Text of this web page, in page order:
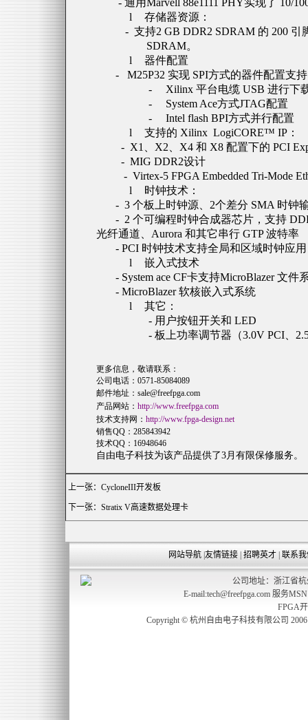
- 通用Marvell 88e1111 PHY实现了 10/
l
存储器资源：
- 支持2 GB DDR2 SDRAM 的 200 引
SDRAM。
l
器件配置
-
M25P32 实现 SPI方式的器件配置支持
-
Xilinx 平台电缆 USB 进行下
-
System Ace方式JTAG配置
-
Intel flash BPI方式并行配置
l
支持的 Xilinx LogiCORE™ IP ：
- X1 X2 X4和 X8配置下的 PCI
- MIG DDR2设计
- Virtex-5 FPGA Embedded Tri-Mode
l
时钟技术：
- 3 个板上时钟源、 2个差分 SMA 时钟
- 2 个可编程时钟合成器芯片，支持
光纤通道、 Aurora 和其它串行 GTP波特率
- PCI 时钟技术支持全局和区域时钟应用
l
嵌入式技术
- System ace CF卡支持MicroBlazer文件
- MicroBlazer软核嵌入式系统
l
其它：
- 用户按钮开关和 LED
- 板上功率调节器（3.0V PCI
更多信息，敬请联系：
公司电话： 0571-85084089
邮件地址： sale@freefpga.com
产品网站： http://www.freefpga.com
技术支持网： http://www.fpga-design.net
销售QQ ： 285843942
技术QQ ： 16948646
自由电子科技为该产品提供了3月有限保修服务。
上一张： CycloneIII开发板
下一张： Stratix V高速数据处理卡
网站导航 友情链接 招聘英才 联系
公司地址：浙江省
E-mail:tech@freefpga.com 服务
FPGA
Copyright © 杭州自由电子科技有限公司 2006